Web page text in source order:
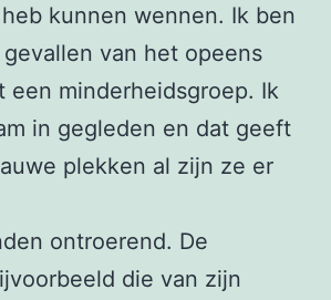
kunnen wennen. Ik ben
van het opeens
een minderheidsgroep. Ik
in gegleden en dat geeft
plekken al zijn ze er
ontroerend. De
die van zijn